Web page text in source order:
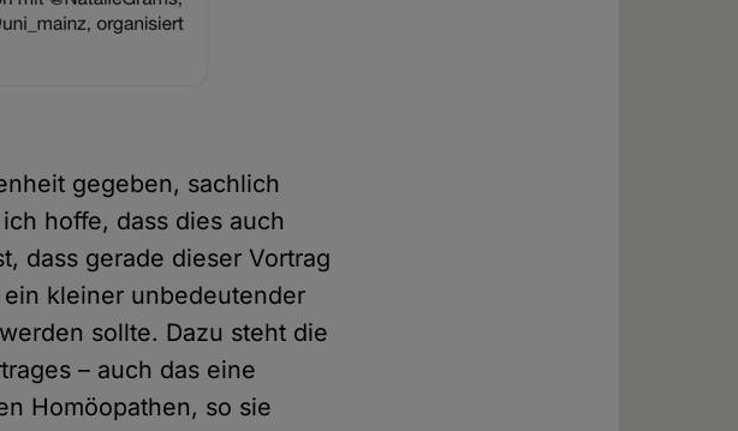
gegeben, sachlich
hoffe, dass dies auch
dass gerade dieser Vortrag
kleiner unbedeutender
sollte. Dazu steht die
– auch das eine
Homöopathen, so sie